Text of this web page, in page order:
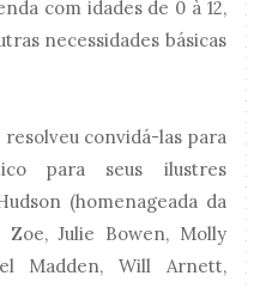
com idades de 0 à 12,
necessidades básicas
resolveu convidá-las para
para seus ilustres
(homenageada da
Zoe, Julie Bowen, Molly
Madden, Will Arnett,